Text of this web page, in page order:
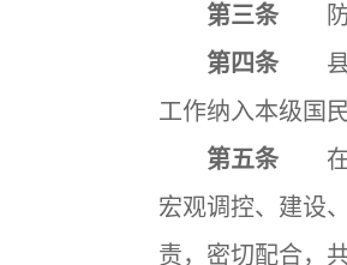
第三条 防
第四条 县
工作纳入本级国
第五条 在
宏观调控、建设
责，密切配合，